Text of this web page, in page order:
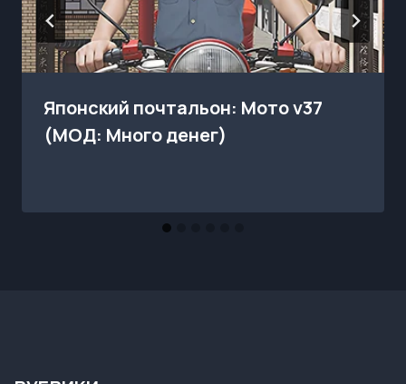
Японский почтальон: Мото v37
(МОД: Много денег)